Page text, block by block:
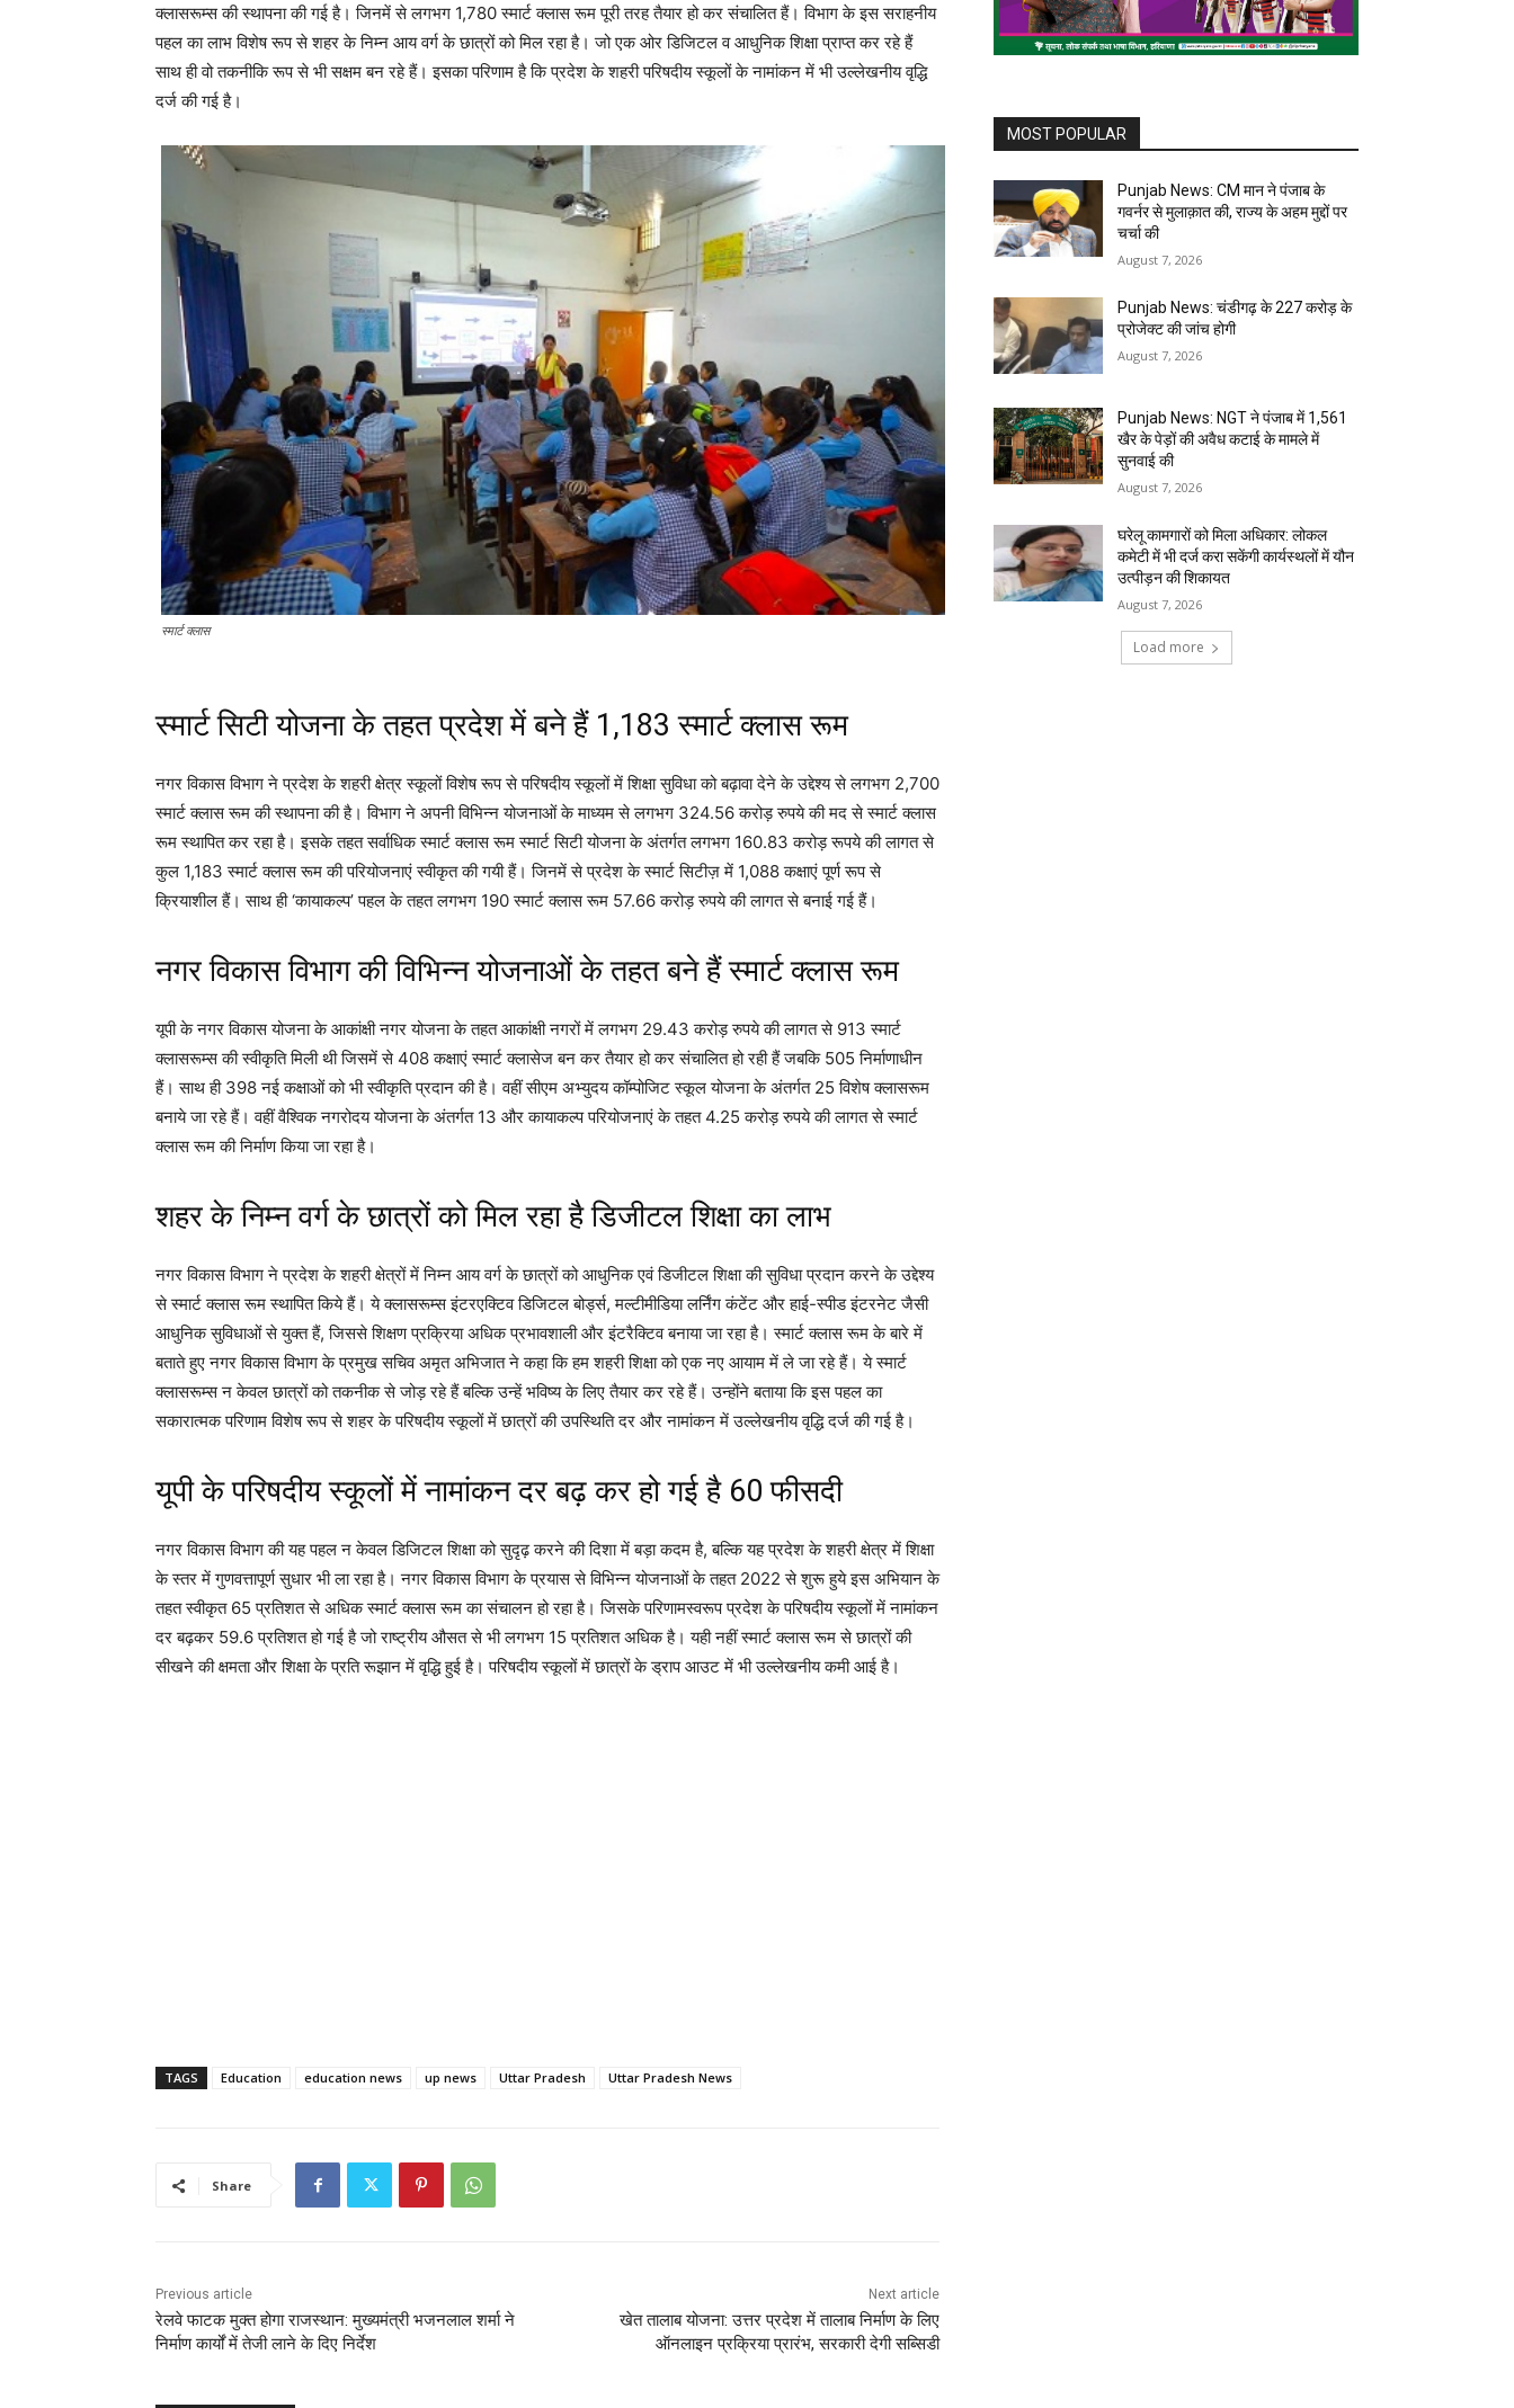
क्लासरूम्स की स्थापना की गई है। जिनमें से लगभग 1,780 स्मार्ट क्लास रूम पूरी तरह तैयार हो कर संचालित हैं। विभाग के इस सराहनीय
पहल का लाभ विशेष रूप से शहर के निम्न आय वर्ग के छात्रों को मिल रहा है। जो एक ओर डिजिटल व आधुनिक शिक्षा प्राप्त कर रहे हैं
साथ ही वो तकनीकि रूप से भी सक्षम बन रहे हैं। इसका परिणाम है कि प्रदेश के शहरी परिषदीय स्कूलों के नामांकन में भी उल्लेखनीय वृद्धि
दर्ज की गई है।
स्मार्ट क्लास
स्मार्ट सिटी योजना के तहत प्रदेश में बने हैं 1,183 स्मार्ट क्लास रूम
नगर विकास विभाग ने प्रदेश के शहरी क्षेत्र स्कूलों विशेष रूप से परिषदीय स्कूलों में शिक्षा सुविधा को बढ़ावा देने के उद्देश्य से लगभग 2,700
स्मार्ट क्लास रूम की स्थापना की है। विभाग ने अपनी विभिन्न योजनाओं के माध्यम से लगभग 324.56 करोड़ रुपये की मद से स्मार्ट क्लास
रूम स्थापित कर रहा है। इसके तहत सर्वाधिक स्मार्ट क्लास रूम स्मार्ट सिटी योजना के अंतर्गत लगभग 160.83 करोड़ रूपये की लागत से
कुल 1,183 स्मार्ट क्लास रूम की परियोजनाएं स्वीकृत की गयी हैं। जिनमें से प्रदेश के स्मार्ट सिटीज़ में 1,088 कक्षाएं पूर्ण रूप से
क्रियाशील हैं। साथ ही ‘कायाकल्प’ पहल के तहत लगभग 190 स्मार्ट क्लास रूम 57.66 करोड़ रुपये की लागत से बनाई गई हैं।
नगर विकास विभाग की विभिन्न योजनाओं के तहत बने हैं स्मार्ट क्लास रूम
यूपी के नगर विकास योजना के आकांक्षी नगर योजना के तहत आकांक्षी नगरों में लगभग 29.43 करोड़ रुपये की लागत से 913 स्मार्ट
क्लासरूम्स की स्वीकृति मिली थी जिसमें से 408 कक्षाएं स्मार्ट क्लासेज बन कर तैयार हो कर संचालित हो रही हैं जबकि 505 निर्माणाधीन
हैं। साथ ही 398 नई कक्षाओं को भी स्वीकृति प्रदान की है। वहीं सीएम अभ्युदय कॉम्पोजिट स्कूल योजना के अंतर्गत 25 विशेष क्लासरूम
बनाये जा रहे हैं। वहीं वैश्विक नगरोदय योजना के अंतर्गत 13 और कायाकल्प परियोजनाएं के तहत 4.25 करोड़ रुपये की लागत से स्मार्ट
क्लास रूम की निर्माण किया जा रहा है।
शहर के निम्न वर्ग के छात्रों को मिल रहा है डिजीटल शिक्षा का लाभ
नगर विकास विभाग ने प्रदेश के शहरी क्षेत्रों में निम्न आय वर्ग के छात्रों को आधुनिक एवं डिजीटल शिक्षा की सुविधा प्रदान करने के उद्देश्य
से स्मार्ट क्लास रूम स्थापित किये हैं। ये क्लासरूम्स इंटरएक्टिव डिजिटल बोर्ड्स, मल्टीमीडिया लर्निंग कंटेंट और हाई-स्पीड इंटरनेट जैसी
आधुनिक सुविधाओं से युक्त हैं, जिससे शिक्षण प्रक्रिया अधिक प्रभावशाली और इंटरैक्टिव बनाया जा रहा है। स्मार्ट क्लास रूम के बारे में
बताते हुए नगर विकास विभाग के प्रमुख सचिव अमृत अभिजात ने कहा कि हम शहरी शिक्षा को एक नए आयाम में ले जा रहे हैं। ये स्मार्ट
क्लासरूम्स न केवल छात्रों को तकनीक से जोड़ रहे हैं बल्कि उन्हें भविष्य के लिए तैयार कर रहे हैं। उन्होंने बताया कि इस पहल का
सकारात्मक परिणाम विशेष रूप से शहर के परिषदीय स्कूलों में छात्रों की उपस्थिति दर और नामांकन में उल्लेखनीय वृद्धि दर्ज की गई है।
यूपी के परिषदीय स्कूलों में नामांकन दर बढ़ कर हो गई है 60 फीसदी
नगर विकास विभाग की यह पहल न केवल डिजिटल शिक्षा को सुदृढ़ करने की दिशा में बड़ा कदम है, बल्कि यह प्रदेश के शहरी क्षेत्र में शिक्षा
के स्तर में गुणवत्तापूर्ण सुधार भी ला रहा है। नगर विकास विभाग के प्रयास से विभिन्न योजनाओं के तहत 2022 से शुरू हुये इस अभियान के
तहत स्वीकृत 65 प्रतिशत से अधिक स्मार्ट क्लास रूम का संचालन हो रहा है। जिसके परिणामस्वरूप प्रदेश के परिषदीय स्कूलों में नामांकन
दर बढ़कर 59.6 प्रतिशत हो गई है जो राष्ट्रीय औसत से भी लगभग 15 प्रतिशत अधिक है। यही नहीं स्मार्ट क्लास रूम से छात्रों की
सीखने की क्षमता और शिक्षा के प्रति रूझान में वृद्धि हुई है। परिषदीय स्कूलों में छात्रों के ड्राप आउट में भी उल्लेखनीय कमी आई है।
TAGS Education education news up news Uttar Pradesh Uttar Pradesh News
Share
Previous article
रेलवे फाटक मुक्त होगा राजस्थान: मुख्यमंत्री भजनलाल शर्मा ने
निर्माण कार्यों में तेजी लाने के दिए निर्देश
Next article
खेत तालाब योजना: उत्तर प्रदेश में तालाब निर्माण के लिए
ऑनलाइन प्रक्रिया प्रारंभ, सरकारी देगी सब्सिडी
MOST POPULAR
Punjab News: CM मान ने पंजाब के
गवर्नर से मुलाक़ात की, राज्य के अहम मुद्दों पर
चर्चा की
August 7, 2026
Punjab News: चंडीगढ़ के ₹227 करोड़ के
प्रोजेक्ट की जांच होगी
August 7, 2026
Punjab News: NGT ने पंजाब में 1,561
खैर के पेड़ों की अवैध कटाई के मामले में
सुनवाई की
August 7, 2026
घरेलू कामगारों को मिला अधिकार: लोकल
कमेटी में भी दर्ज करा सकेंगी कार्यस्थलों में यौन
उत्पीड़न की शिकायत
August 7, 2026
Load more